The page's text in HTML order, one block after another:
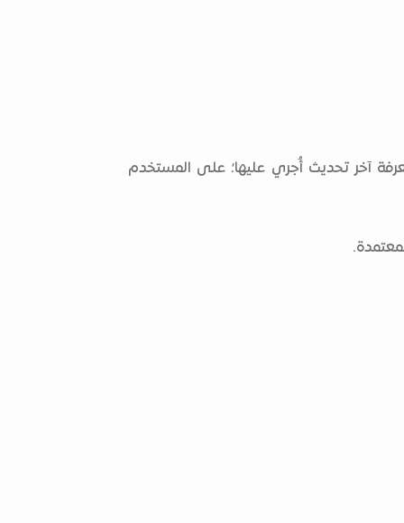
آخر تحديث أُجري عليها؛ على المستخدم